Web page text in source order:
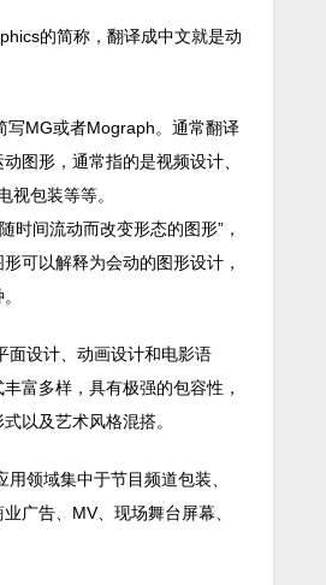
的简称，翻译成中文就是动
写MG或者Mograph。通常翻译
图形，通常指的是视频设计、
视包装等等。
时间流动而改变形态的图形”，
可以解释为会动的图形设计，
面设计、动画设计和电影语
富多样，具有极强的包容性，
以及艺术风格混搭。
用领域集中于节目频道包装、
广告、MV、现场舞台屏幕、